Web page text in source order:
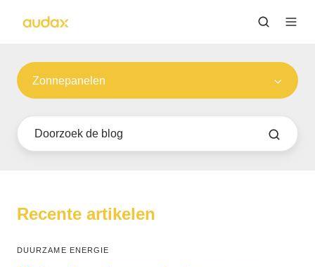
Zonnepanelen
Recente artikelen
DUURZAME ENERGIE